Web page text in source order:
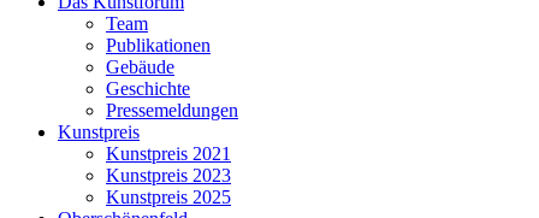
Team
Publikationen
Gebäude
Geschichte
Pressemeldungen
Kunstpreis
Kunstpreis 2021
Kunstpreis 2023
Kunstpreis 2025